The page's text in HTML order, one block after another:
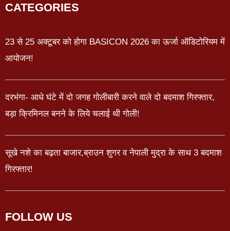
CATEGORIES
23 से 25 अक्टूबर को होगा BASICON 2026 का ऊर्जा ऑडिटोरियम में
आयोजन!
दरभंगा- आधे घंटे में दो जगह गोलीबारी करने वाले दो बदमाश गिरफ्तार,
बड़ा क्रिमिनल बनने के लिये चलाई थी गोली!
सूखे नशे का बढ़ता बाजार,ब्राउन शुगर व नेपाली मुद्रा के साथ 3 बदमाश
गिरफ्तार!
FOLLOW US